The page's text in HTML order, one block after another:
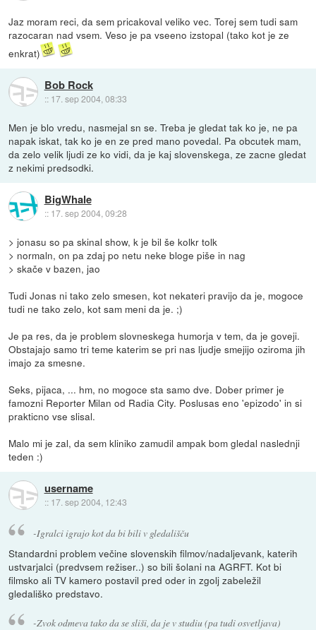
Jaz moram reci, da sem pricakoval veliko vec. Torej sem tudi sam
razocaran nad vsem. Veso je pa vseeno izstopal (tako kot je ze
enkrat)
Bob Rock
:: 17. sep 2004, 08:33
Men je blo vredu, nasmejal sn se. Treba je gledat tak ko je, ne pa
napak iskat, tak ko je en ze pred mano povedal. Pa obcutek mam,
da zelo velik ljudi ze ko vidi, da je kaj slovenskega, ze zacne gledat
z nekimi predsodki.
BigWhale
:: 17. sep 2004, 09:28
> jonasu so pa skinal show, k je bil še kolkr tolk
> normaln, on pa zdaj po netu neke bloge piše in nag
> skače v bazen, jao
Tudi Jonas ni tako zelo smesen, kot nekateri pravijo da je, mogoce
tudi ne tako zelo, kot sam meni da je. ;)
Je pa res, da je problem slovneskega humorja v tem, da je goveji.
Obstajajo samo tri teme katerim se pri nas ljudje smejijo oziroma jih
imajo za smesne.
Seks, pijaca, ... hm, no mogoce sta samo dve. Dober primer je
famozni Reporter Milan od Radia City. Poslusas eno 'epizodo' in si
prakticno vse slisal.
Malo mi je zal, da sem kliniko zamudil ampak bom gledal naslednji
teden :)
username
:: 17. sep 2004, 12:43
-Igralci igrajo kot da bi bili v gledališču
Standardni problem večine slovenskih filmov/nadaljevank, katerih
ustvarjalci (predvsem režiser..) so bili šolani na AGRFT. Kot bi
filmsko ali TV kamero postavil pred oder in zgolj zabeležil
gledališko predstavo.
-Zvok odmeva tako da se sliši, da je v studiu (pa tudi osvetljava)